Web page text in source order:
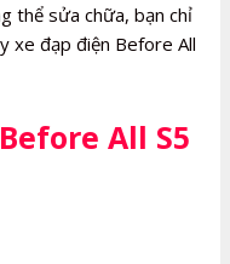
thể sửa chữa, bạn chỉ
xe đạp điện Before All
All S5